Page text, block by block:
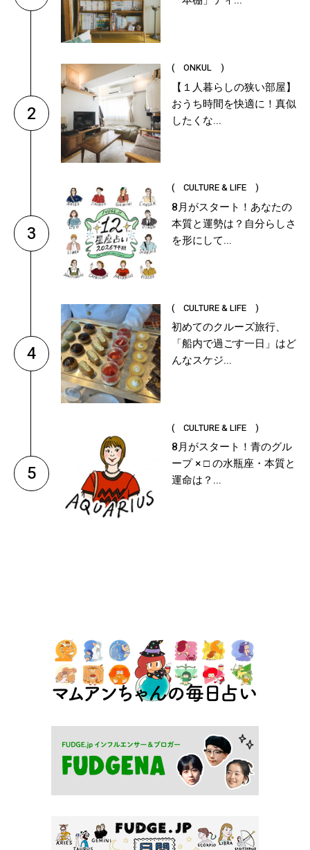
2
( ONKUL )
【１人暮らしの狭い部屋】
おうち時間を快適に！真似
したくな...
3
( CULTURE & LIFE )
8月がスタート！あなたの
本質と運勢は？自分らしさ
を形にして...
4
( CULTURE & LIFE )
初めてのクルーズ旅行、
「船内で過ごす一日」はど
んなスケジ...
5
( CULTURE & LIFE )
8月がスタート！青のグル
ープ × □ の水瓶座・本質と
運命は？...